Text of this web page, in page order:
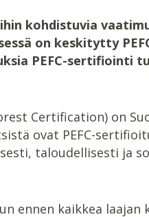
kohdistuvia
on keskitytty
PEFC-sertifiointi
Certification) on
ovat PEFC-
taloudellisesti ja
ennen kaikkea